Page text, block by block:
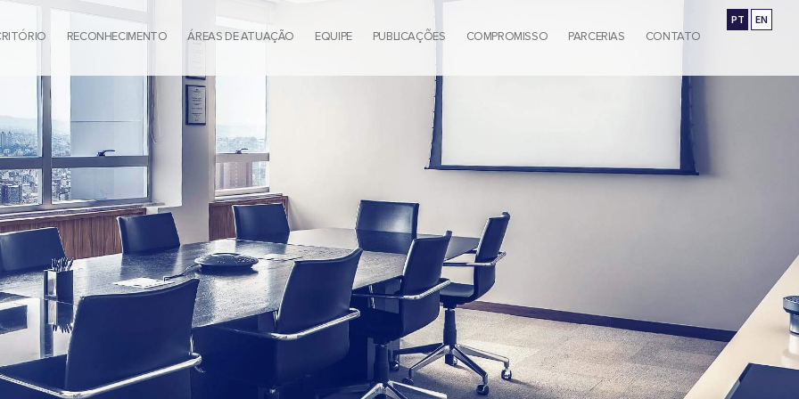
PT EN
RECONHECIMENTO ÁREAS DE ATUAÇÃO EQUIPE PUBLICAÇÕES COMPROMISSO PARCERIAS CONTATO